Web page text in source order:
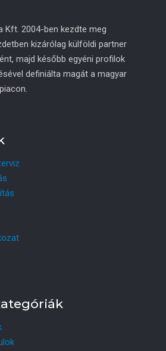
Kft. 2004-ben kezdte meg
kizárólag külföldi partner
majd később egyéni profilok
definiálta magát a magyar